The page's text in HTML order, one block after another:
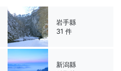
岩手縣
31 件
新潟縣